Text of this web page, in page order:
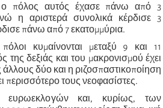
ο πόλος αυτός έχασε πάνω από 3
η αριστερά συνολικά κέρδισε 3
πάνω από 7 εκατομμύρια.
κυμαίνονται μεταξύ 9 και 11
της δεξιάς και του μακρονισμού έχει
άλλους δύο και η ριζοσπαστικοποίηση
τους νεοφασίστες.
ευρωεκλογών και, κυρίως, των